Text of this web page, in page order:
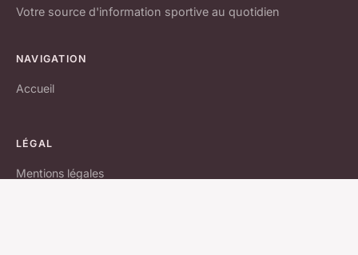
Votre source d'information sportive au quotidien
NAVIGATION
Accueil
LÉGAL
Mentions légales